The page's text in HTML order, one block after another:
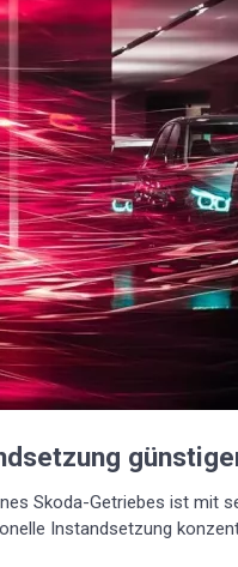
Skoda-Getriebes ist mit
Instandsetzung